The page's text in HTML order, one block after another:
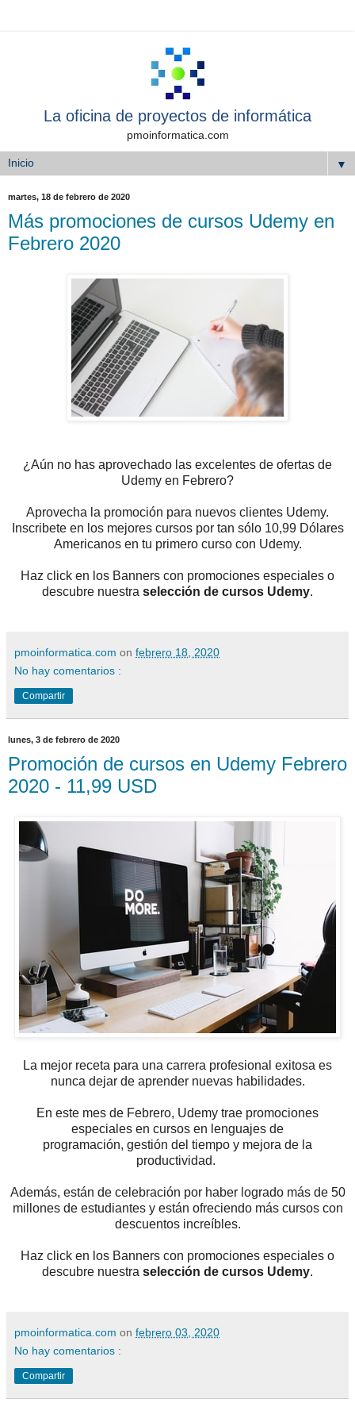
La oficina de proyectos de informática
pmoinformatica.com
▼
martes, 18 de febrero de 2020
Más promociones de cursos Udemy en
Febrero 2020
¿Aún no has aprovechado las excelentes de ofertas de
Udemy en Febrero?
Aprovecha la promoción para nuevos clientes Udemy.
Inscribete en los mejores cursos por tan sólo 10,99 Dólares
Americanos en tu primero curso con Udemy.
Haz click en los Banners con promociones especiales o
descubre nuestra selección de cursos Udemy.
pmoinformatica.com on febrero 18, 2020
No hay comentarios :
Compartir
lunes, 3 de febrero de 2020
Promoción de cursos en Udemy Febrero
2020 - 11,99 USD
La mejor receta para una carrera profesional exitosa es
nunca dejar de aprender nuevas habilidades.
En este mes de Febrero, Udemy trae promociones
especiales en cursos en lenguajes de
programación, gestión del tiempo y mejora de la
productividad.
Además, están de celebración por haber logrado más de 50
millones de estudiantes y están ofreciendo más cursos con
descuentos increíbles.
Haz click en los Banners con promociones especiales o
descubre nuestra selección de cursos Udemy.
pmoinformatica.com on febrero 03, 2020
No hay comentarios :
Compartir